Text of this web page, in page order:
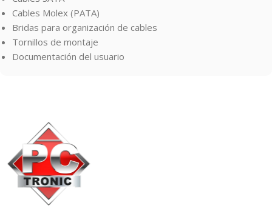
Cables Molex (PATA)
Bridas para organización de cables
Tornillos de montaje
Documentación del usuario